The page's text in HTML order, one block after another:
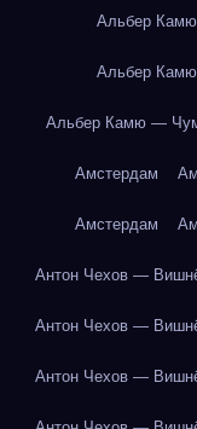
Альбер
Альбер
Альбер Камю —
Амстердам
Амстердам
Антон Чехов —
Антон Чехов —
Антон Чехов —